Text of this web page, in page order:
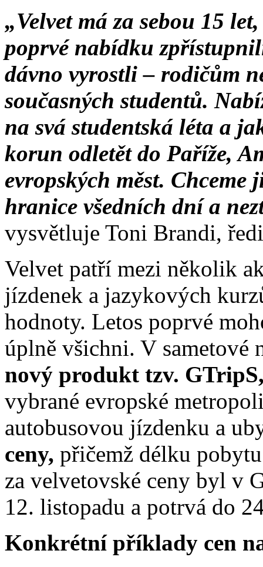
„Velvet má za sebou 15
poprvé nabídku
dávno vyrostli – rodičům
současných studentů.
na svá studentská léta a
korun odletět do Paříže,
evropských měst.
hranice všedních dní a
vysvětluje Toni Brandi,
Velvet patří mezi několik
jízdenek a jazykových
hodnoty. Letos poprvé
úplně všichni. V sametové
nový produkt tzv.
vybrané evropské
autobusovou jízdenku a
ceny, přičemž délku
za velvetovské ceny byl v
12. listopadu a potrvá do
Konkrétní příklady cen